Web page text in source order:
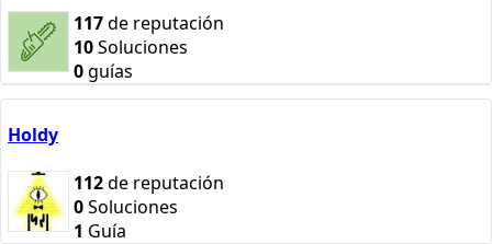
117de reputación
10Soluciones
0guías
Holdy
112de reputación
0Soluciones
1 Guía